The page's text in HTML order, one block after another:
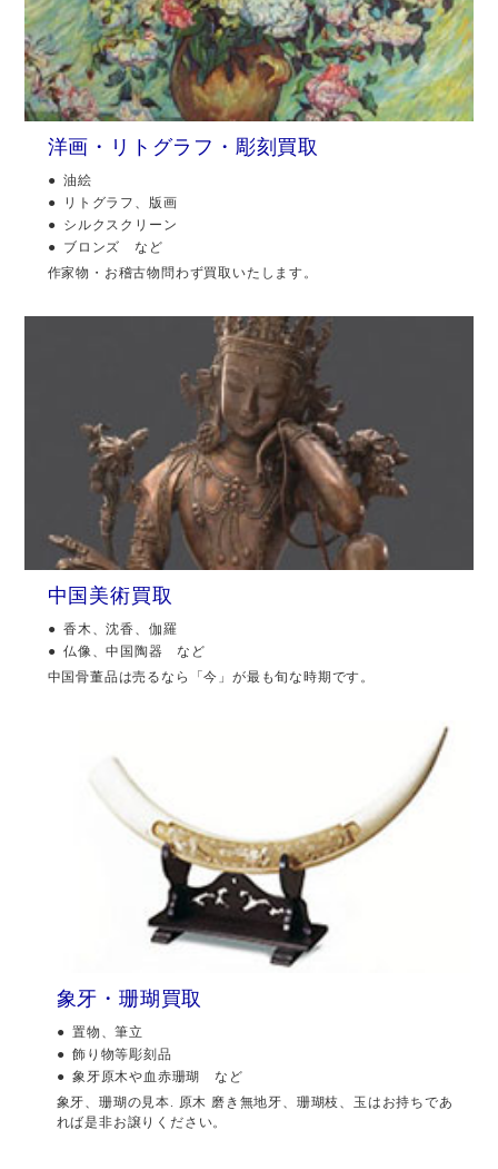
洋画・リトグラフ・彫刻買取
油絵
リトグラフ、版画
シルクスクリーン
ブロンズ など
作家物・お稽古物問わず買取いたします。
中国美術買取
香木、沈香、伽羅
仏像、中国陶器 など
中国骨董品は売るなら「今」が最も旬な時期です。
象牙・珊瑚買取
置物、筆立
飾り物等彫刻品
象牙原木や血赤珊瑚 など
象牙、珊瑚の見本. 原木 磨き無地牙、珊瑚枝、玉はお持ちであ
れば是非お譲りください。